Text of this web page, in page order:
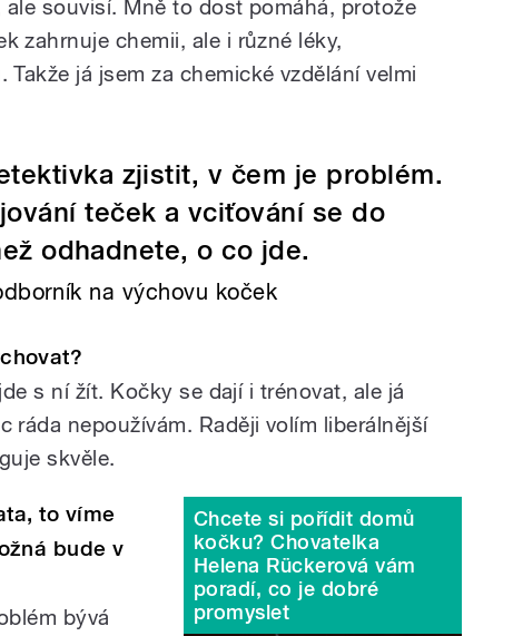
souvisí. Mně to dost pomáhá, protože
zahrnuje chemii, ale i různé léky,
já jsem za chemické vzdělání velmi
zjistit, v čem je problém.
teček a vciťování se do
odhadnete, o co jde.
na výchovu koček
s ní žít. Kočky se dají i trénovat, ale já
ráda nepoužívám. Raději volím liberálnější
skvěle.
Chcete si pořídit domů
kočku? Chovatelka
Helena Rückerová vám
poradí, co je dobré
promyslet
to víme
bude v
bývá